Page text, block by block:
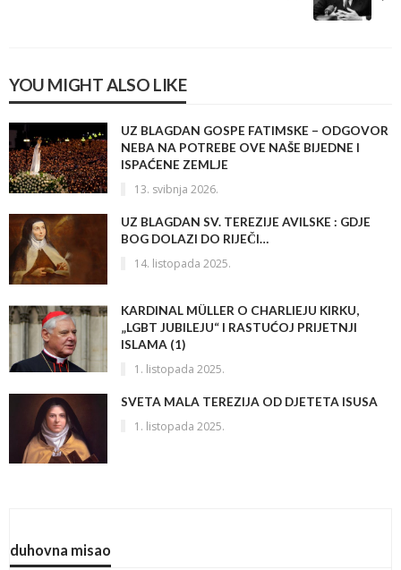
YOU MIGHT ALSO LIKE
UZ BLAGDAN GOSPE FATIMSKE – ODGOVOR
NEBA NA POTREBE OVE NAŠE BIJEDNE I
ISPAĆENE ZEMLJE
13. svibnja 2026.
UZ BLAGDAN SV. TEREZIJE AVILSKE : GDJE
BOG DOLAZI DO RIJEČI…
14. listopada 2025.
KARDINAL MÜLLER O CHARLIEJU KIRKU,
„LGBT JUBILEJU“ I RASTUĆOJ PRIJETNJI
ISLAMA (1)
1. listopada 2025.
SVETA MALA TEREZIJA OD DJETETA ISUSA
1. listopada 2025.
duhovna misao